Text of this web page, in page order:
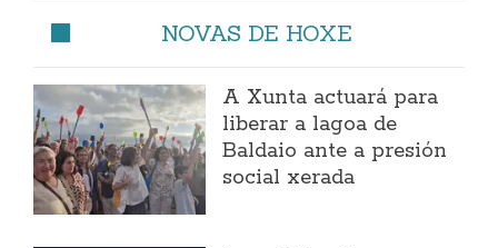
NOVAS DE HOXE
A Xunta actuará para
liberar a lagoa de
Baldaio ante a presión
social xerada